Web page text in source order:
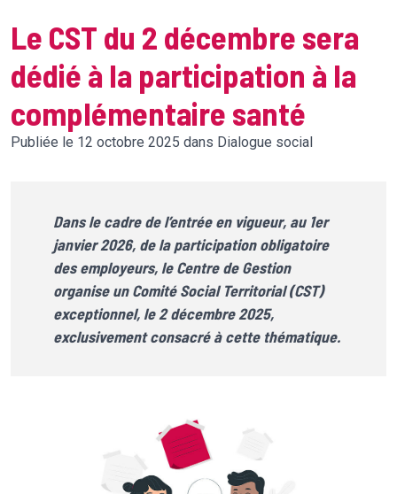
Le CST du 2 décembre sera
dédié à la participation à la
complémentaire santé
Publiée le 12 octobre 2025 dans Dialogue social
Dans le cadre de l’entrée en vigueur, au 1er
janvier 2026, de la participation obligatoire
des employeurs, le Centre de Gestion
organise un Comité Social Territorial (CST)
exceptionnel, le 2 décembre 2025,
exclusivement consacré à cette thématique.